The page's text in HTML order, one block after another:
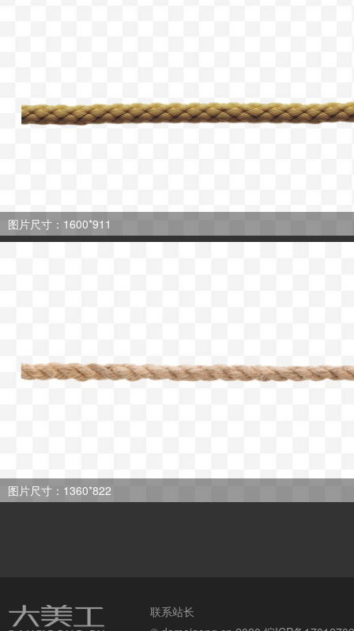
图片尺寸：1600*911
图片尺寸：1360*822
联系站长